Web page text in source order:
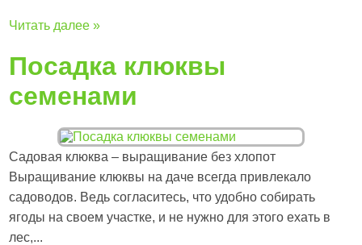
Читать далее »
Посадка клюквы
семенами
Садовая клюква – выращивание без хлопот
Выращивание клюквы на даче всегда привлекало
садоводов. Ведь согласитесь, что удобно собирать
ягоды на своем участке, и не нужно для этого ехать в
лес,...